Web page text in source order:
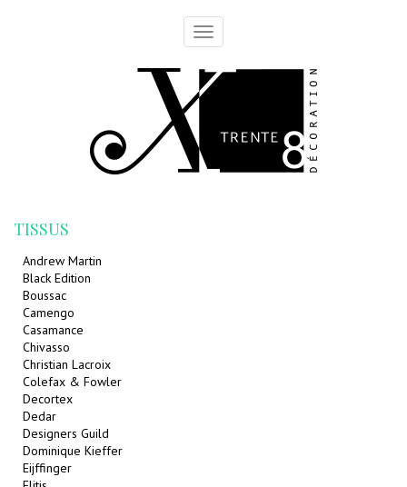
Toggle
TISSUS
Andrew Martin
Black Edition
Boussac
Camengo
Casamance
Chivasso
Christian Lacroix
Colefax & Fowler
Decortex
Dedar
Designers Guild
Dominique Kieffer
Eijffinger